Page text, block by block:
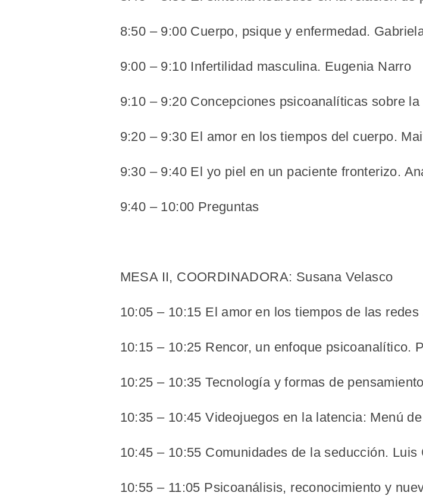
8:50 – 9:00 Cuerpo, psique y enfermedad.
9:00 – 9:10 Infertilidad masculina. Eugenia Narro
9:10 – 9:20 Concepciones psicoanalíticas sobre
9:20 – 9:30 El amor en los tiempos del cuerpo.
9:30 – 9:40 El yo piel en un paciente fronterizo.
9:40 – 10:00 Preguntas
MESA II, COORDINADORA: Susana Velasco
10:05 – 10:15 El amor en los tiempos de las
10:15 – 10:25 Rencor, un enfoque psicoanalítico.
10:25 – 10:35 Tecnología y formas de
10:35 – 10:45 Videojuegos en la latencia: Menú
10:45 – 10:55 Comunidades de la seducción. Luis
10:55 – 11:05 Psicoanálisis, reconocimiento y